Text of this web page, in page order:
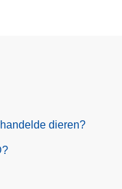
dieren?